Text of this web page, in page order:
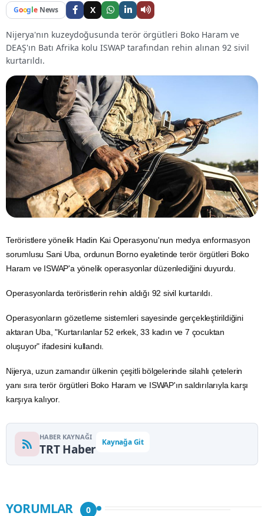
Google News X
Nijerya'nın kuzeydoğusunda terör örgütleri Boko Haram ve
DEAŞ'ın Batı Afrika kolu ISWAP tarafından rehin alınan 92 sivil
kurtarıldı.
Teröristlere yönelik Hadin Kai Operasyonu'nun medya enformasyon
sorumlusu Sani Uba, ordunun Borno eyaletinde terör örgütleri Boko
Haram ve ISWAP'a yönelik operasyonlar düzenlediğini duyurdu.
Operasyonlarda teröristlerin rehin aldığı 92 sivil kurtarıldı.
Operasyonların gözetleme sistemleri sayesinde gerçekleştirildiğini
aktaran Uba, "Kurtarılanlar 52 erkek, 33 kadın ve 7 çocuktan
oluşuyor" ifadesini kullandı.
Nijerya, uzun zamandır ülkenin çeşitli bölgelerinde silahlı çetelerin
yanı sıra terör örgütleri Boko Haram ve ISWAP'ın saldırılarıyla karşı
karşıya kalıyor.
HABER KAYNAĞI
TRT Haber Kaynağa Git
YORUMLAR 0